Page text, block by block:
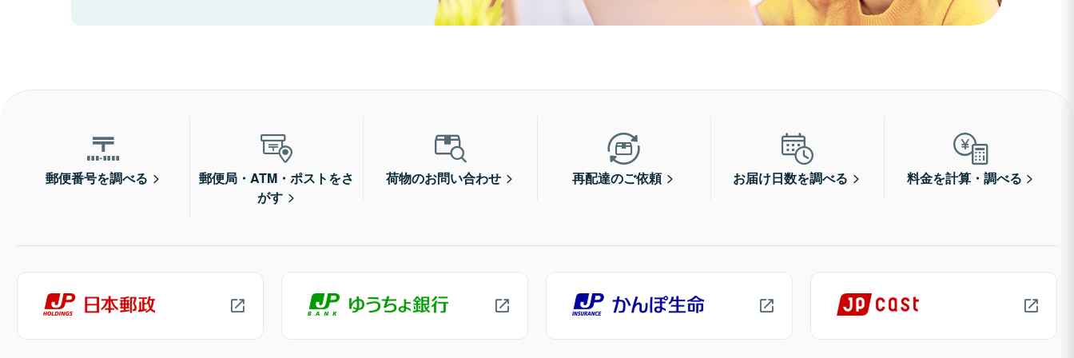
郵便番号を調べる
郵便局・ATM・ポストをさ
がす
荷物のお問い合わせ 再配達のご依頼 お届け日数を調べる 料金を計算・調べる